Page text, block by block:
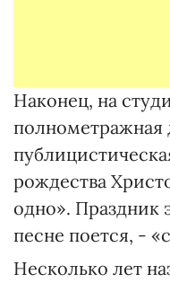
Наконец, на
полнометражная
рождества
одно». Праздник
песне поется, -
Несколько лет